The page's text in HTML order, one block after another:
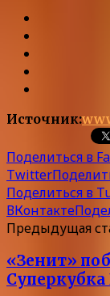
Источник:
Поделиться в
Twitter
Поделиться в
ВКонтакте
Предыдущая
«Зенит»